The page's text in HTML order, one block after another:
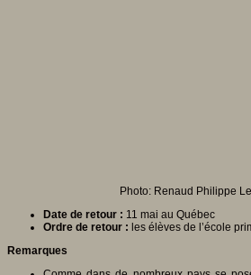
Photo: Renaud Philippe
Date de retour : 11 mai au Québec
Ordre de retour : les élèves de l’école
Remarques